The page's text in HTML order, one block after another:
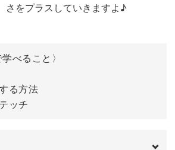
る
刺繍する
さをプラスしていきますよ♪
べること〉
る方法
ッチ